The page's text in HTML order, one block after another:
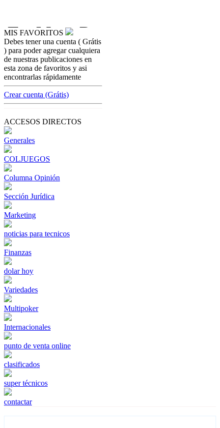
casinos-colombia-noticias
Estados Unidos continuará reclutando
jóvenes a través de Twitch y los eSports
para sus fuerzas militares
MVE ADS
Advertisement
MIS FAVORITOS
Debes tener una cuenta ( Grátis
) para poder agregar cualquiera
de nuestras publicaciones en
esta zona de favoritos y asi
encontrarlas rápidamente
Crear cuenta (Grátis)
ACCESOS DIRECTOS
Generales
COLJUEGOS
Columna Opinión
Sección Jurídica
Marketing
noticias para tecnicos
Finanzas
dolar hoy
Variedades
Multipoker
Internacionales
punto de venta online
clasificados
super técnicos
contactar